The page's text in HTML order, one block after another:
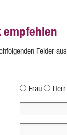
empfehlen
Felder
Frau Herr